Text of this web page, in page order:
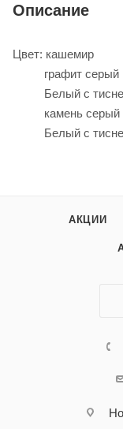
Описание
Цвет: кашемир
графит серый
Белый с
камень серый
Белый с
АКЦИИ